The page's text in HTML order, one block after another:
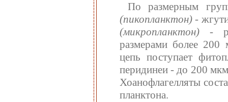
По размерным
(пикопланктон)-
(микропланктон)-
размерами более
цепь поступает
перидинеи - до 200
Хоанофлагелляты
планктона.